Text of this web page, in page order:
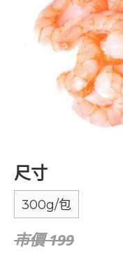
尺寸
300g/包
市價 199